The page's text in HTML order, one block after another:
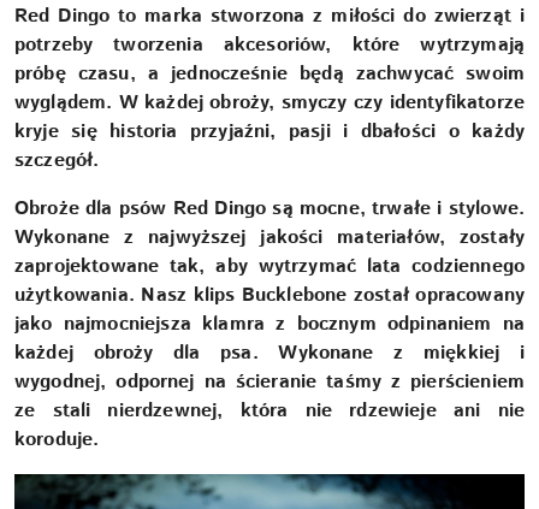
Red Dingo to marka stworzona z miłości do zwierząt i
potrzeby tworzenia akcesoriów, które wytrzymają
próbę czasu, a jednocześnie będą zachwycać swoim
wyglądem. W każdej obroży, smyczy czy identyfikatorze
kryje się historia przyjaźni, pasji i dbałości o każdy
szczegół.
Obroże dla psów Red Dingo są mocne, trwałe i stylowe.
Wykonane z najwyższej jakości materiałów, zostały
zaprojektowane tak, aby wytrzymać lata codziennego
użytkowania. Nasz klips Bucklebone został opracowany
jako najmocniejsza klamra z bocznym odpinaniem na
każdej obroży dla psa. Wykonane z miękkiej i
wygodnej, odpornej na ścieranie taśmy z pierścieniem
ze stali nierdzewnej, która nie rdzewieje ani nie
koroduje.